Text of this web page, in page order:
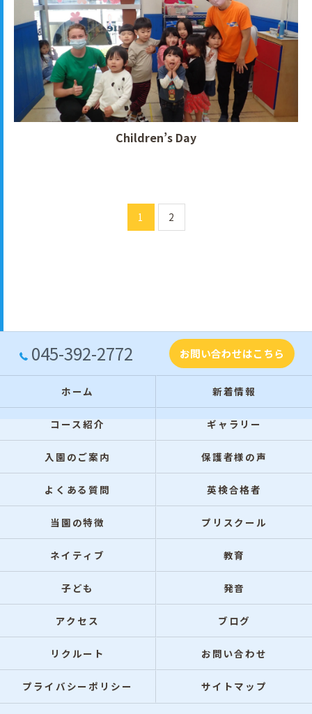
Children’s Day
1 2
045-392-2772 お問い合わせはこちら
ホーム 新着情報
コース紹介 ギャラリー
入園のご案内 保護者様の声
よくある質問 英検合格者
当園の特徴 プリスクール
ネイティブ 教育
子ども 発音
アクセス ブログ
リクルート お問い合わせ
プライバシーポリシー サイトマップ